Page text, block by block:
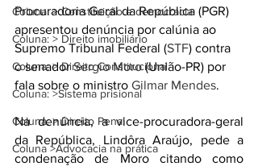
Coluna: > Constituição e democracia
Coluna: > Direito imobiliário
Coluna: > Direito Constitucional
Coluna: >Sistema prisional
Coluna: > Direito Penal
Coluna >Advocacia na prática
Procuradoria Geral da República (PGR)
apresentou denúncia por calúnia ao
Supremo Tribunal Federal (STF) contra
o senador Sergio Moro (União-PR) por
fala sobre o ministro Gilmar Mendes.
Na denúncia, a vice-procuradora-geral
da República, Lindôra Araújo, pede a
condenação de Moro citando como